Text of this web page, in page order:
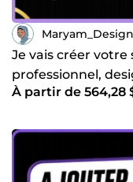
Maryam_Design
Je vais créer
professionnel,
À partir de 564,28